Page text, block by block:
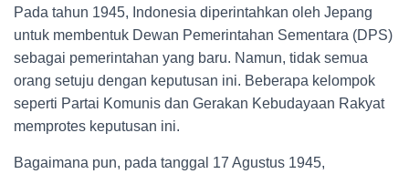
Pada tahun 1945, Indonesia diperintahkan oleh Jepang
untuk membentuk Dewan Pemerintahan Sementara (DPS)
sebagai pemerintahan yang baru. Namun, tidak semua
orang setuju dengan keputusan ini. Beberapa kelompok
seperti Partai Komunis dan Gerakan Kebudayaan Rakyat
memprotes keputusan ini.
Bagaimana pun, pada tanggal 17 Agustus 1945,